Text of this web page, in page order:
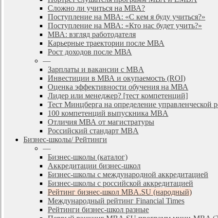
Сложно ли учиться на МВА?
Поступление на МВА: «С кем я буду учиться?»
Поступление на МВА: «Кто нас будет учить?»
МВА: взгляд работодателя
Карьерные траектории после МВА
Рост доходов после МВА
—
Зарплаты и вакансии с MBA
Инвестиции в МВА и окупаемость (ROI)
Оценка эффективности обучения на МВА
Лидер или менеджер? [тест компетенций]
Тест Минцберга на определение управленческой
100 компетенций выпускника MBA
Отличия МВА от магистратуры
Российский стандарт MBA
Бизнес-школы/ Рейтинги
—
Бизнес-школы (каталог)
Аккредитации бизнес-школ
Бизнес-школы с международной аккредитацией
Бизнес-школы с российской аккредитацией
Рейтинг бизнес-школ MBA.SU (народный)
Международный рейтинг Financial Times
Рейтинги бизнес-школ разные